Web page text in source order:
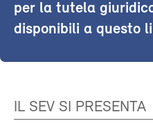
per la tutela
disponibili a questo
IL SEV SI PRESENTA